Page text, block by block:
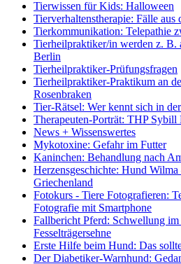
Tierwissen für Kids: Halloween
Tierverhaltenstherapie: Fälle aus
Tierkommunikation: Telepathie
Tierheilpraktiker/in werden z. B.
Berlin
Tierheilpraktiker-Prüfungsfragen
Tierheilpraktiker-Praktikum an
Rosenbraken
Tier-Rätsel: Wer kennt sich in
Therapeuten-Porträt: THP Sybill
News + Wissenswertes
Mykotoxine: Gefahr im Futter
Kaninchen: Behandlung nach
Herzensgeschichte: Hund
Griechenland
Fotokurs - Tiere Fotografieren:
Fotografie mit Smartphone
Fallbericht Pferd: Schwellung
Fesselträgersehne
Erste Hilfe beim Hund: Das
Der Diabetiker-Warnhund: